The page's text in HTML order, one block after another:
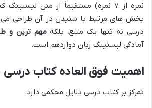
نمره از ۷ نمره) مستقیماً از
متن لیسنینگ
بخش های مرتبط با شنیدن در آن طراحی می
درسی نه تنها یک منبع، بلکهمهم ترین و
آمادگی لیسنینگ زبان دوازدهم است.
اهمیت فوق العاده کتاب درسی
تمرکز بر کتاب درسی دلایل محکمی دارد: